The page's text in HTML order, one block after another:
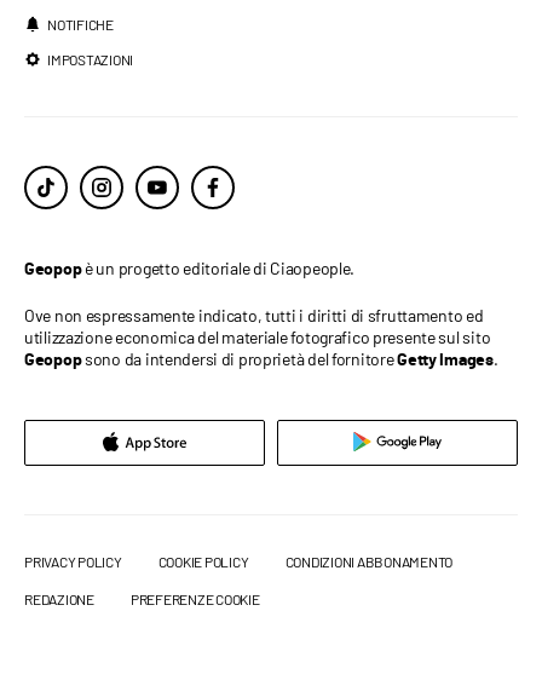
NOTIFICHE
IMPOSTAZIONI
Geopopè un progetto editoriale di Ciaopeople.
Ove non espressamente indicato, tutti i diritti di sfruttamento ed
utilizzazione economica del materiale fotografico presente sul sito
Geopopsono da intendersi di proprietà del fornitoreGetty Images.
PRIVACY POLICY COOKIE POLICY CONDIZIONI ABBONAMENTO
REDAZIONE PREFERENZE COOKIE